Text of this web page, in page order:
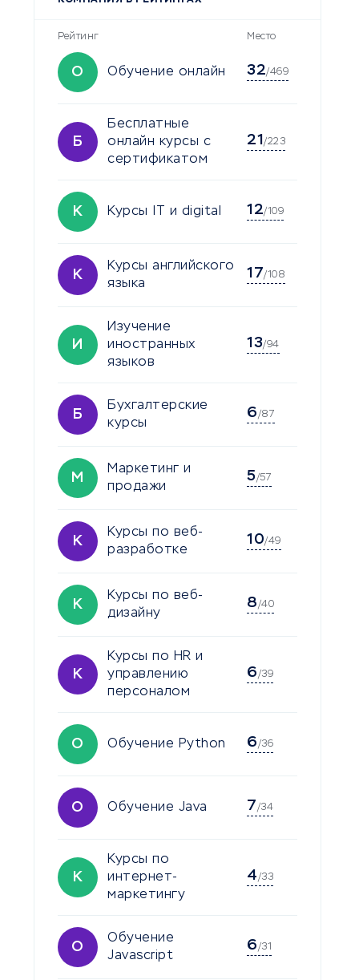
Рейтинг Место
О Обучение онлайн 32/469
Б
Бесплатные
онлайн курсы с
сертификатом
21/223
К Курсы IT и digital 12/109
К
Курсы английского
языка
17/108
И
Изучение
иностранных
языков
13/94
Б
Бухгалтерские
курсы
6/87
М
Маркетинг и
продажи
5/57
К
Курсы по веб-
разработке
10/49
К
Курсы по веб-
дизайну
8/40
К
Курсы по HR и
управлению
персоналом
6/39
О Обучение Python 6/36
О Обучение Java 7/34
К
Курсы по
интернет-
маркетингу
4/33
О
Обучение
Javascript
6/31